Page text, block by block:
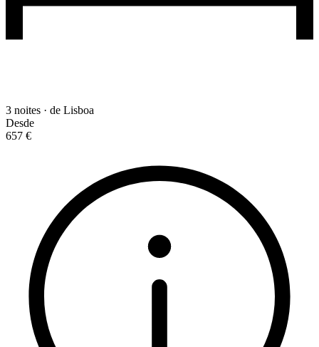
3 noites · de Lisboa
Desde
657 €